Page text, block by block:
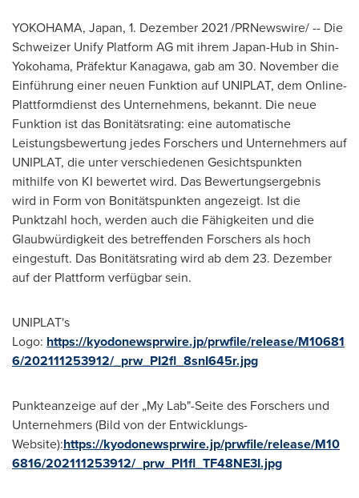
YOKOHAMA, Japan, 1. Dezember 2021 /PRNewswire/ -- Die
Schweizer Unify Platform AG mit ihrem Japan-Hub in Shin-
Yokohama, Präfektur Kanagawa, gab am 30. November die
Einführung einer neuen Funktion auf UNIPLAT, dem Online-
Plattformdienst des Unternehmens, bekannt. Die neue
Funktion ist das Bonitätsrating: eine automatische
Leistungsbewertung jedes Forschers und Unternehmers auf
UNIPLAT, die unter verschiedenen Gesichtspunkten
mithilfe von KI bewertet wird. Das Bewertungsergebnis
wird in Form von Bonitätspunkten angezeigt. Ist die
Punktzahl hoch, werden auch die Fähigkeiten und die
Glaubwürdigkeit des betreffenden Forschers als hoch
eingestuft. Das Bonitätsrating wird abdem 23. Dezember
auf der Plattform verfügbar sein.
UNIPLAT's
Logo: https://kyodonewsprwire.jp/prwfile/release/M10681
6/202111253912/_prw_PI2fl_8snI645r.jpg
Punkteanzeige auf der „My Lab"-Seite des Forschers und
Unternehmers (Bild von der Entwicklungs-
Website):https://kyodonewsprwire.jp/prwfile/release/M10
6816/202111253912/_prw_PI1fl_TF48NE3I.jpg